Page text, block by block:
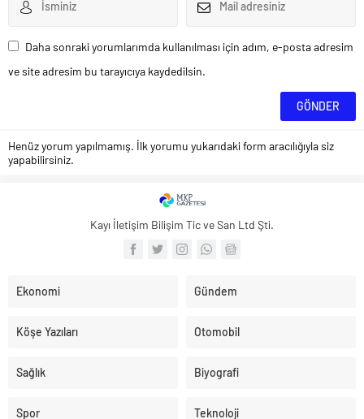
Daha sonraki yorumlarımda kullanılması için adım, e-posta adresim
ve site adresim bu tarayıcıya kaydedilsin.
Henüz yorum yapılmamış. İlk yorumu yukarıdaki form aracılığıyla siz
yapabilirsiniz.
Kayı İletişim Bilişim Tic ve San Ltd Şti.
Ekonomi Gündem
Köşe Yazıları Otomobil
Sağlık Biyografi
Spor Teknoloji